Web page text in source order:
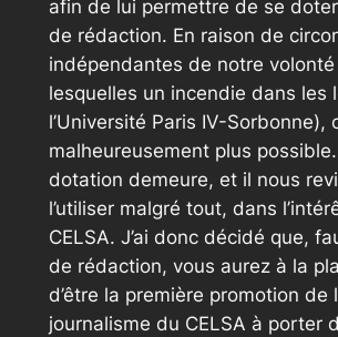
afin de lui permettre de se doter
de rédaction. En raison de
indépendantes de notre volonté
lesquelles un incendie dans les
l’Université Paris IV-Sorbonne),
malheureusement plus
dotation demeure, et il nous
l’utiliser malgré tout, dans
CELSA. J’ai donc décidé que,
de rédaction, vous aurez à la
d’être la première promotion de
journalisme du CELSA à porter